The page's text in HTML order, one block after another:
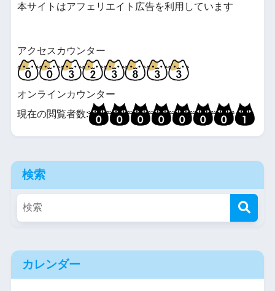
本サイトはアフェリエイト広告を利用しています
アクセスカウンター
オンラインカウンター
現在の閲覧者数:
検索
カレンダー